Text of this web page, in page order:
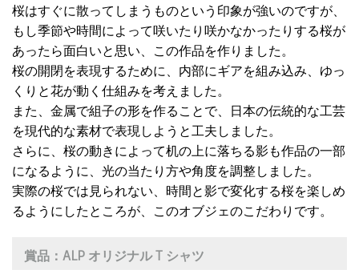
桜はすぐに散ってしまうものという印象が強いのですが、
もし季節や時間によって咲いたり咲かなかったりする桜が
あったら面白いと思い、この作品を作りました。
桜の開閉を表現するために、内部にギアを組み込み、ゆっ
くりと花が動く仕組みを考えました。
また、金属で組子の形を作ることで、日本の伝統的な工芸
を現代的な素材で表現しようと工夫しました。
さらに、桜の動きによって机の上に落ちる影も作品の一部
になるように、光の当たり方や角度を調整しました。
実際の桜では見られない、時間と影で変化する桜を楽しめ
るようにしたところが、このオブジェのこだわりです。
賞品： ALP オリジナル T シャツ